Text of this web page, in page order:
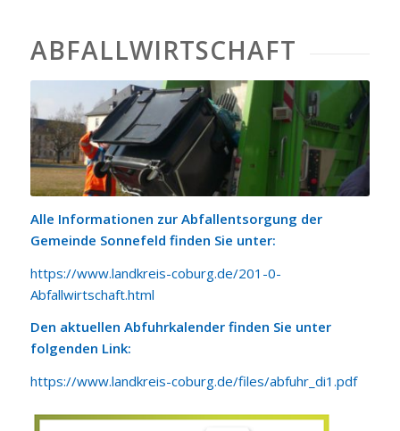
ABFALLWIRTSCHAFT
Alle Informationen zur Abfallentsorgung der
Gemeinde Sonnefeld finden Sie unter:
https://www.landkreis-coburg.de/201-0-
Abfallwirtschaft.html
Den aktuellen Abfuhrkalender finden Sie unter
folgenden Link:
https://www.landkreis-coburg.de/files/abfuhr_di1.pdf